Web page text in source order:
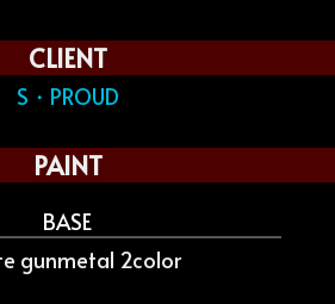
CLIENT
S・PROUD
PAINT
BASE
gunmetal 2color